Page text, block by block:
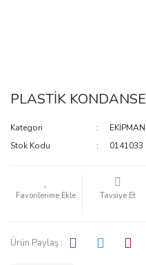
PLASTİK
Kategori EKİPMAN
Stok Kodu
0141033
Tavsiye Et
Ürün Paylaş :